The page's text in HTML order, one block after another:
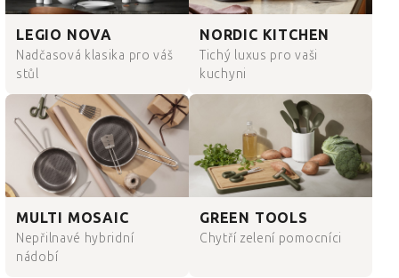
LEGIO NOVA
Nadčasová klasika pro váš
stůl
NORDIC KITCHEN
Tichý luxus pro vaši
kuchyni
MULTI MOSAIC
Nepřilnavé hybridní
nádobí
GREEN TOOLS
Chytří zelení pomocníci